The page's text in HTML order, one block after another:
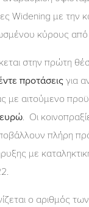
Widening με την
κύρους από
στην πρώτη
προτάσεις για
με αιτούμενο
. Οι
πλήρη
με
ο αριθμός